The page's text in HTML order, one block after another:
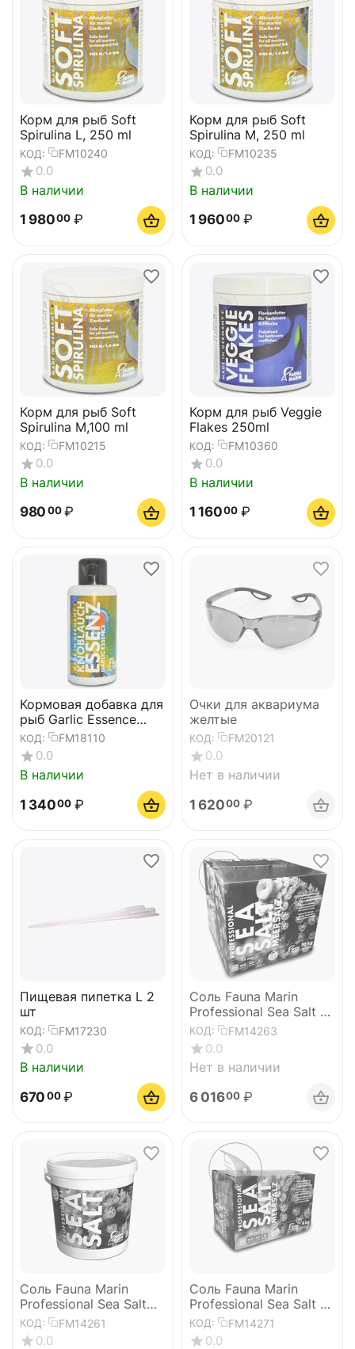
Корм для рыб Soft
Spirulina L, 250 ml
КОД: FM10240
0.0
В наличии
1 98000 ₽
Корм для рыб Soft
Spirulina M, 250 ml
КОД: FM10235
0.0
В наличии
1 96000 ₽
Корм для рыб Soft
Spirulina M,100 ml
КОД: FM10215
0.0
В наличии
980 00 ₽
Корм для рыб Veggie
Flakes 250ml
КОД: FM10360
0.0
В наличии
1 16000 ₽
Кормовая добавка для
рыб Garlic Essence
100ml
КОД: FM18110
0.0
В наличии
1 34000 ₽
Очки для аквариума
желтые
КОД: FM20121
0.0
Нет в наличии
1 62000 ₽
Пищевая пипетка L 2
шт
КОД: FM17230
0.0
В наличии
670 00 ₽
Соль Fauna Marin
Professional Sea Salt 10
kg
КОД: FM14263
0.0
Нет в наличии
6 01600 ₽
Соль Fauna Marin
Professional Sea Salt
25 kg
КОД: FM14261
0.0
Соль Fauna Marin
Professional Sea Salt 4
kg
КОД: FM14271
0.0